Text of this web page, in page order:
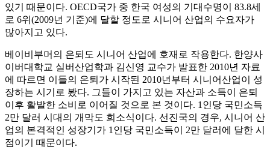
있기 때문이다. OECD국가 중 한국 여성의 기대수명이 83.8세
로 6위(2009년 기준)에 달할 정도로 시니어 산업의 수요자가
많아지고 있다.
베이비부머의 은퇴도 시니어 산업에 호재로 작용한다. 한양사
이버대학교 실버산업학과 김신영 교수가 발표한 2010년 자료
에 따르면 이들의 은퇴가 시작된 2010년부터 시니어산업이 성
장하는 시기로 봤다. 그들이 가지고 있는 자산과 소득이 은퇴
이후 활발한 소비로 이어질 것으로 본 것이다. 1인당 국민소득
2만 달러 시대의 개막도 희소식이다. 선진국의 경우, 시니어 산
업의 본격적인 성장기가 1인당 국민소득이 2만 달러에 달한 시
점이기 때문이다.